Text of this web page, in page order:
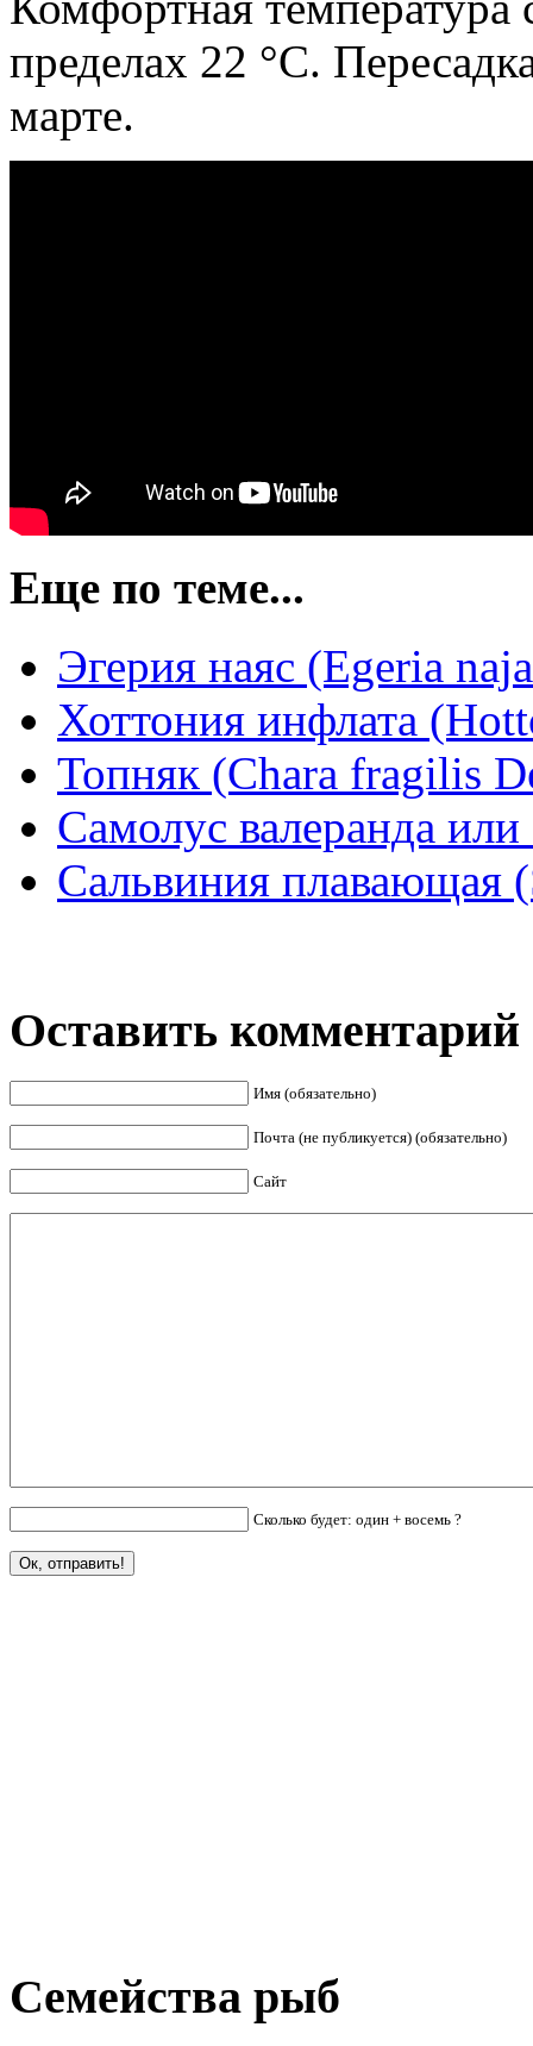
пределах 22 °С.
марте.
Еще по теме...
Эгерия наяс (Egeria
Хоттония инфлата
Топняк (Chara fragilis
Самолус валеранда
Сальвиния плавающая
Оставить комментарий
Имя (обязательно)
Почта (не публикуется) (обязательно)
Сайт
Сколько будет: один + восемь ?
Семейства рыб